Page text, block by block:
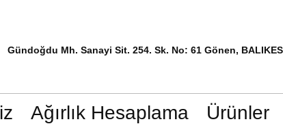
Gündoğdu Mh. Sanayi Sit. 254. Sk. No: 61 Gönen,
Ağırlık Hesaplama Ürünler